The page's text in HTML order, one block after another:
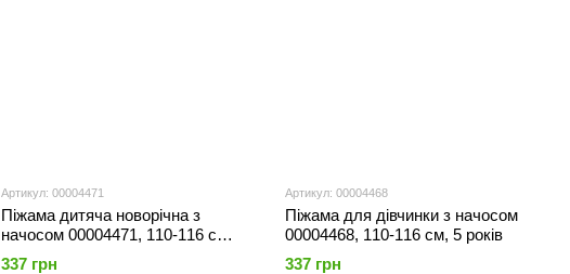
Артикул: 00004471
Піжама дитяча новорічна з
начосом 00004471, 110-116 см,
5 років
337 грн
Артикул: 00004468
Піжама для дівчинки з начосом
00004468, 110-116 см, 5 років
337 грн